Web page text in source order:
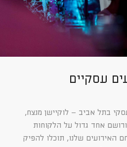
עסקיים
בתל אביב – לוקיישן מנצח,
אחד גדול על הלקוחות
האירועים שלנו, תוכלו להפיק